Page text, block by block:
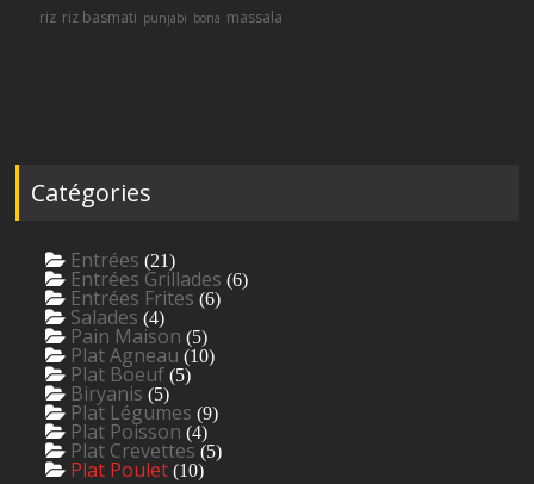
riz riz basmati punjabi bona massala
Catégories
Entrées (21)
Entrées Grillades (6)
Entrées Frites (6)
Salades (4)
Pain Maison (5)
Plat Agneau (10)
Plat Boeuf (5)
Biryanis (5)
Plat Légumes (9)
Plat Poisson (4)
Plat Crevettes (5)
Plat Poulet (10)